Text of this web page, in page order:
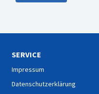
SERVICE
Impressum
Datenschutzerklärung